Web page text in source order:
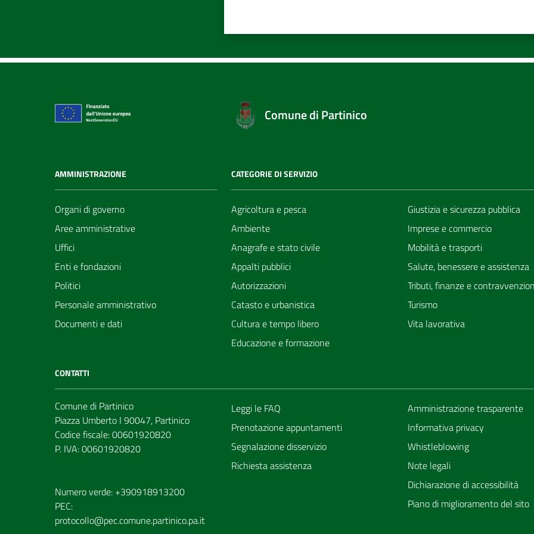
Comune di Partinico
AMMINISTRAZIONE
Organi di governo
Aree amministrative
Uffici
Enti e fondazioni
Politici
Personale amministrativo
Documenti e dati
CATEGORIE DI SERVIZIO
Agricoltura e pesca
Ambiente
Anagrafe e stato civile
Appalti pubblici
Autorizzazioni
Catasto e urbanistica
Cultura e tempo libero
Educazione e formazione
Giustizia e sicurezza pubblica
Imprese e commercio
Mobilità e trasporti
Salute, benessere e assistenza
Tributi, finanze e
Turismo
Vita lavorativa
CONTATTI
Comune di Partinico
Piazza Umberto I 90047, Partinico
Codice fiscale: 00601920820
P. IVA: 00601920820
Numero verde: +390918913200
PEC:
protocollo@pec.comune.partinico.pa.it
Leggi le FAQ
Prenotazione appuntamenti
Segnalazione disservizio
Richiesta assistenza
Amministrazione trasparente
Informativa privacy
Whistleblowing
Note legali
Dichiarazione di accessibilità
Piano di miglioramento del sito